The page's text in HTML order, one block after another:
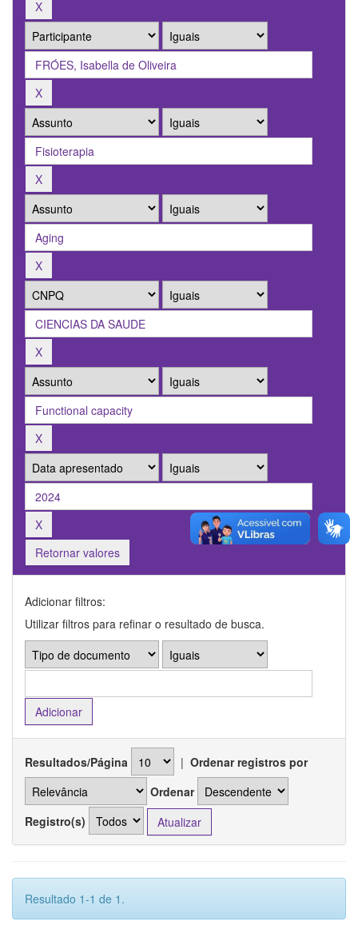
Retornar valores
Adicionar filtros:
Utilizar filtros para refinar o resultado de busca.
Resultados/Página | Ordenar registros por
Ordenar
Registro(s)
Resultado 1-1 de 1.